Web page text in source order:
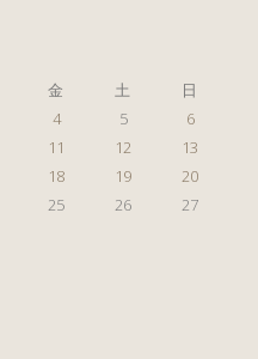
金 土
日
4 5
6
11 12
13
18 19
20
25 26
27